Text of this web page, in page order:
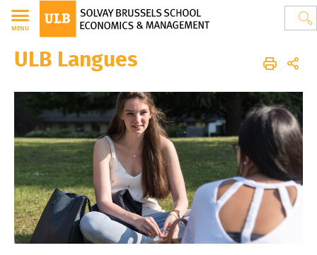
MENU
Guide de l'étudiant en Solvay Brussels School of Economics and M
Votre cursus
ULB langues
ULB Langues